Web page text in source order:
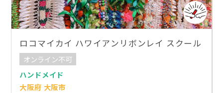
ロコマイカイ ハワイアンリボンレイ スクール
オンライン不可
ハンドメイド
大阪府 大阪市